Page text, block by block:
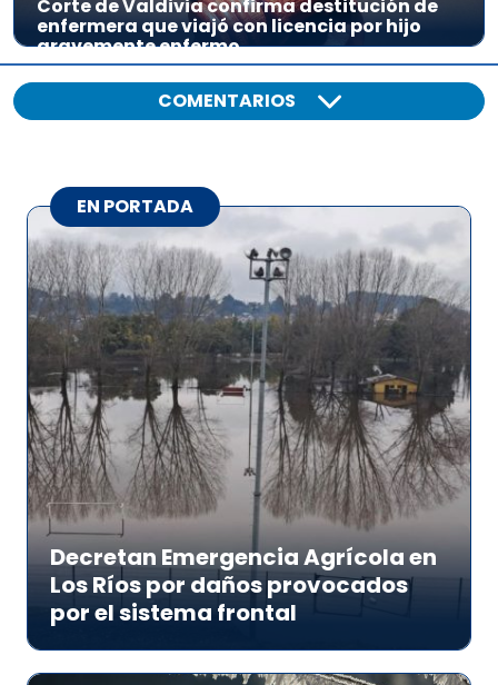
Corte de Valdivia confirma destitución de
enfermera que viajó con licencia por hijo
gravemente enfermo
COMENTARIOS
EN PORTADA
Decretan Emergencia Agrícola en
Los Ríos por daños provocados
por el sistema frontal